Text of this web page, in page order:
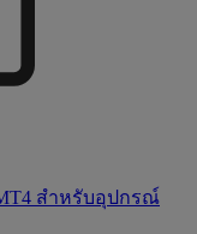
สำหรับอุปกรณ์